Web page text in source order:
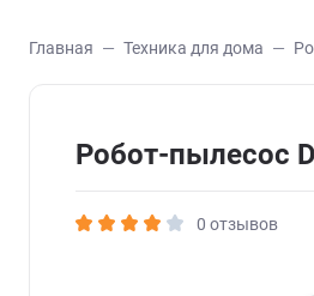
Главная Техника для дома
Робот-пылесос
0 отзывов